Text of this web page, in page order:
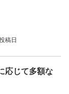
稿日
応じて多額な